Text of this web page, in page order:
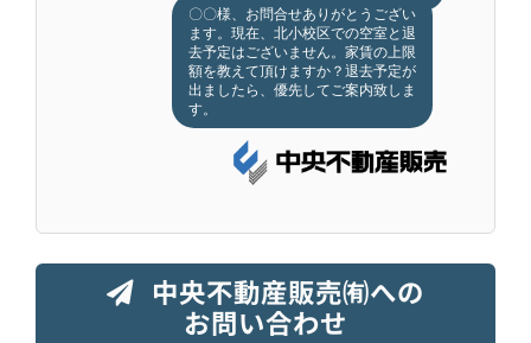
〇〇様、お問合せありがとうござい
ます。現在、北小校区での空室と退
去予定はございません。家賃の上限
額を教えて頂けますか？退去予定が
出ましたら、優先してご案内致しま
す。
中央不動産販売㈲への
お問い合わせ